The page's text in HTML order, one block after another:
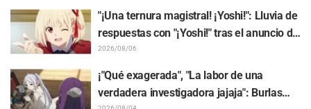
Revelan comentarios del elenco y la
tarjeta final (endcard)
"¡Una ternura magistral! ¡Yoshi!": Lluvia de
respuestas con "¡Yoshi!" tras el anuncio de
la colaboración entre "Lycoris Recoil" y
Kumamine, creador de "Shigoto Neko"
2026/08/06
¡"Qué exagerada", "La labor de una
verdadera investigadora jajaja": Burlas